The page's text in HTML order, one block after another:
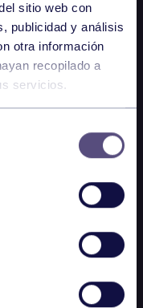
sitio web con
publicidad y análisis
otra información
recopilado a
servicios.